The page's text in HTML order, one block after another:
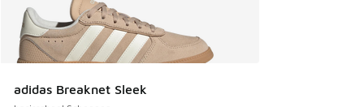
adidas Breaknet Sleek